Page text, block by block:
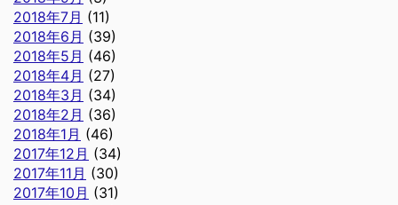
2018年7月 (11)
2018年6月 (39)
2018年5月 (46)
2018年4月 (27)
2018年3月 (34)
2018年2月 (36)
2018年1月 (46)
2017年12月 (34)
2017年11月 (30)
2017年10月 (31)